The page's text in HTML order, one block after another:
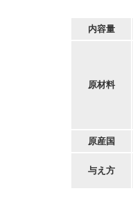
内容量
原材料
原産国
与え方